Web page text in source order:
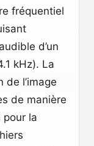
fréquentiel
d’un
kHz). La
de l’image
de manière
pour la